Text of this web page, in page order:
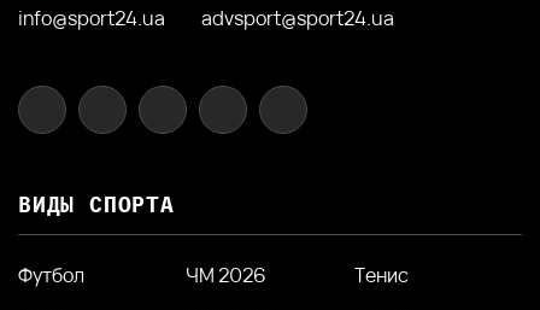
info@sport24.ua advsport@sport24.ua
ВИДЫ СПОРТА
Футбол ЧМ 2026
Тенис